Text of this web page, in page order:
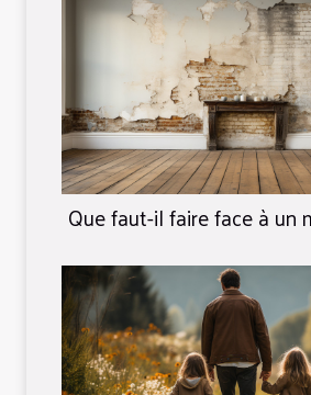
Que faut-il faire face à un